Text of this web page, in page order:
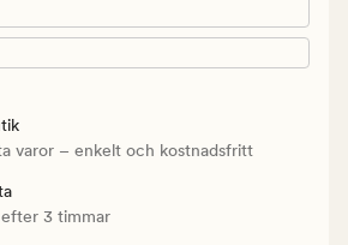
varor – enkelt och kostnadsfritt
3 timmar